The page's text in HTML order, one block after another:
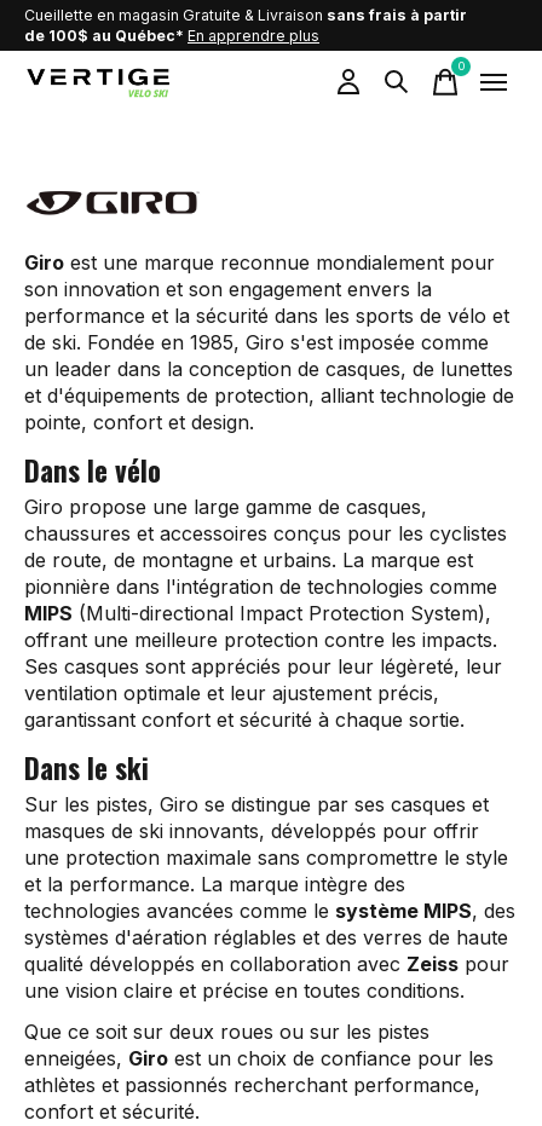
Cueillette en magasin Gratuite & Livraison sans frais à partir
de 100$ au Québec* En apprendre plus
0items
Giro
Giro est une marque reconnue mondialement pour
son innovation et son engagement envers la
performance et la sécurité dans les sports de vélo et
de ski. Fondée en 1985, Giro s'est imposée comme
un leader dans la conception de casques, de lunettes
et d'équipements de protection, alliant technologie de
pointe, confort et design.
Dans le vélo
Giro propose une large gamme de casques,
chaussures et accessoires conçus pour les cyclistes
de route, de montagne et urbains. La marque est
pionnière dans l'intégration de technologies comme
MIPS (Multi-directional Impact Protection System),
offrant une meilleure protection contre les impacts.
Ses casques sont appréciés pour leur légèreté, leur
ventilation optimale et leur ajustement précis,
garantissant confort et sécurité à chaque sortie.
Dans le ski
Sur les pistes, Giro se distingue par ses casques et
masques de ski innovants, développés pour offrir
une protection maximale sans compromettre le style
et la performance. La marque intègre des
technologies avancées comme le système MIPS, des
systèmes d'aération réglables et des verres de haute
qualité développés en collaboration avec Zeiss pour
une vision claire et précise en toutes conditions.
Que ce soit sur deux roues ou sur les pistes
enneigées, Giro est un choix de confiance pour les
athlètes et passionnés recherchant performance,
confort et sécurité.